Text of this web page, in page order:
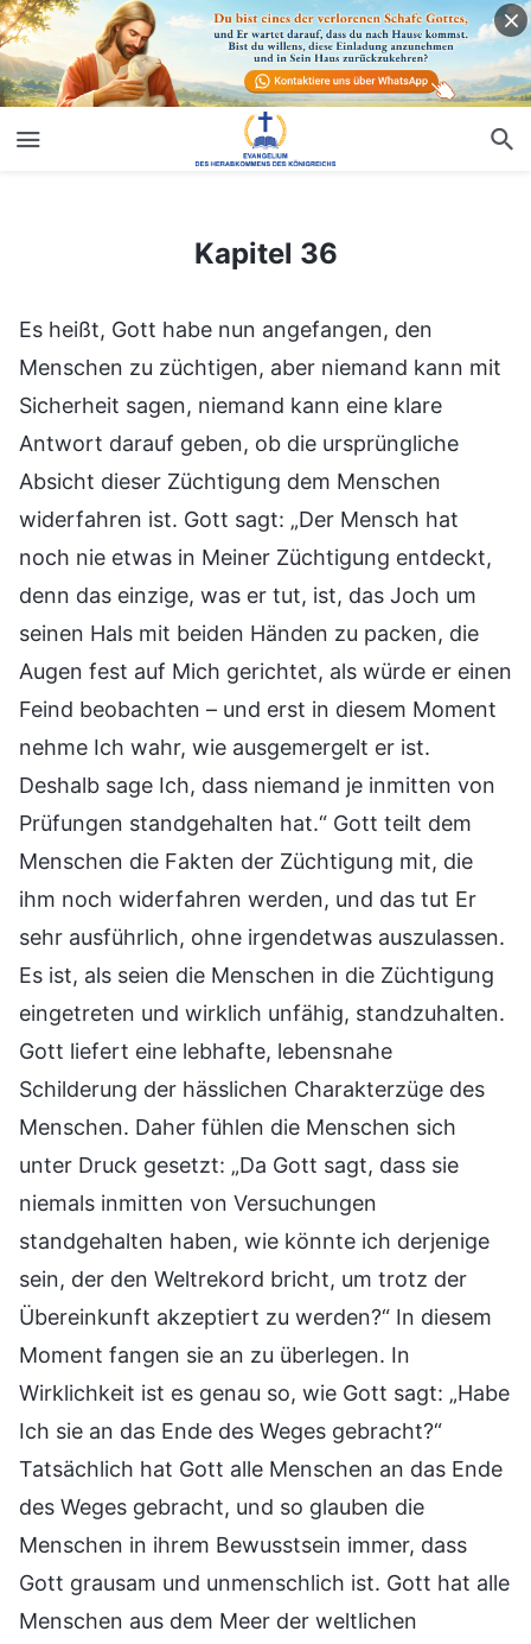
Kapitel 36
Es heißt, Gott habe nun angefangen, den
Menschen zu züchtigen, aber niemand kann mit
Sicherheit sagen, niemand kann eine klare
Antwort darauf geben, ob die ursprüngliche
Absicht dieser Züchtigung dem Menschen
widerfahren ist. Gott sagt: „Der Mensch hat
noch nie etwas in Meiner Züchtigung entdeckt,
denn das einzige, was er tut, ist, das Joch um
seinen Hals mit beiden Händen zu packen, die
Augen fest auf Mich gerichtet, als würde er einen
Feind beobachten – und erst in diesem Moment
nehme Ich wahr, wie ausgemergelt er ist.
Deshalb sage Ich, dass niemand je inmitten von
Prüfungen standgehalten hat.“ Gott teilt dem
Menschen die Fakten der Züchtigung mit, die
ihm noch widerfahren werden, und das tut Er
sehr ausführlich, ohne irgendetwas auszulassen.
Es ist, als seien die Menschen in die Züchtigung
eingetreten und wirklich unfähig, standzuhalten.
Gott liefert eine lebhafte, lebensnahe
Schilderung der hässlichen Charakterzüge des
Menschen. Daher fühlen die Menschen sich
unter Druck gesetzt: „Da Gott sagt, dass sie
niemals inmitten von Versuchungen
standgehalten haben, wie könnte ich derjenige
sein, der den Weltrekord bricht, um trotz der
Übereinkunft akzeptiert zu werden?“ In diesem
Moment fangen sie an zu überlegen. In
Wirklichkeit ist es genau so, wie Gott sagt: „Habe
Ich sie an das Ende des Weges gebracht?“
Tatsächlich hat Gott alle Menschen an das Ende
des Weges gebracht, und so glauben die
Menschen in ihrem Bewusstsein immer, dass
Gott grausam und unmenschlich ist. Gott hat alle
Menschen aus dem Meer der weltlichen